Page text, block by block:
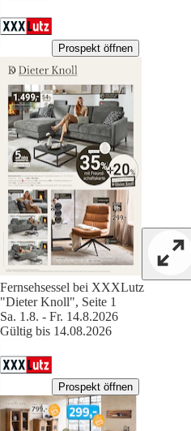
Prospekt öffnen
Fernsehsessel bei XXXLutz
"Dieter Knoll", Seite 1
Sa. 1.8. - Fr. 14.8.2026
Gültig bis 14.08.2026
Prospekt öffnen